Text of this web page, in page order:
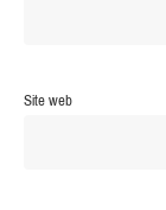
Site web